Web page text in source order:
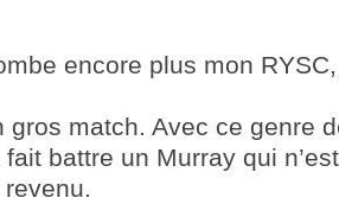
encore plus mon
gros match. Avec ce genre
battre un Murray qui